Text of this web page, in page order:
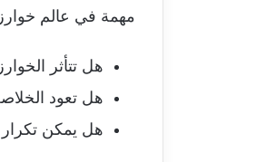
مهمة في عالم
هل تتأثر
هل تعود
هل يمكن تكرار